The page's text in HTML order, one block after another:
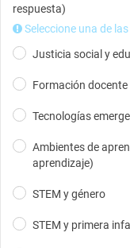
respuesta)
Seleccione una de
Justicia social y
Formación docente
Tecnologías
Ambientes de
aprendizaje)​
STEM y género
STEM y primera